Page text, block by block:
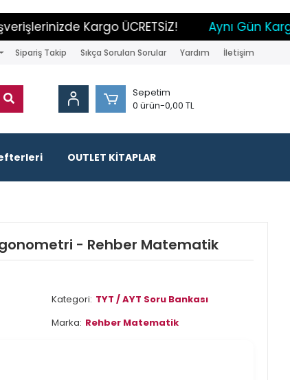
Kargo ÜCRETSİZ! Aynı Gün Kargo
Sipariş Takip Sıkça Sorulan Sorular Yardım İletişim
Sepetim
0 ürün-0,00 TL
OUTLET KİTAPLAR
- Rehber Matematik
Kategori: TYT / AYT Soru Bankası
Marka: Rehber Matematik